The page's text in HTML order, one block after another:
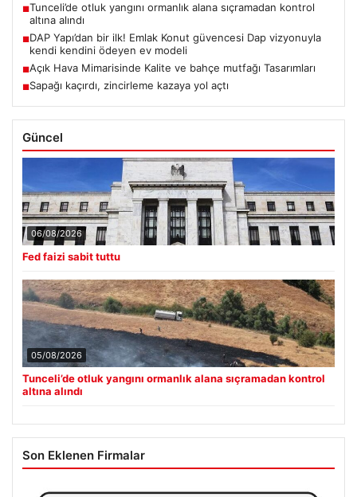
■Tunceli’de otluk yangını ormanlık alana sıçramadan kontrol
altına alındı
■DAP Yapı’dan bir ilk! Emlak Konut güvencesi Dap vizyonuyla
kendi kendini ödeyen ev modeli
■Açık Hava Mimarisinde Kalite ve bahçe mutfağı Tasarımları
■Sapağı kaçırdı, zincirleme kazaya yol açtı
Güncel
06/08/2026
Fed faizi sabit tuttu
05/08/2026
Tunceli’de otluk yangını ormanlık alana sıçramadan kontrol
altına alındı
Son Eklenen Firmalar